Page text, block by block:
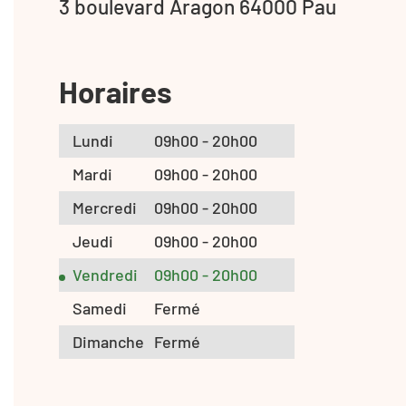
3 boulevard Aragon 64000 Pau
Horaires
Lundi
09h00 - 20h00
Mardi
09h00 - 20h00
Mercredi
09h00 - 20h00
Jeudi
09h00 - 20h00
Vendredi
09h00 - 20h00
Samedi
Fermé
Dimanche Fermé